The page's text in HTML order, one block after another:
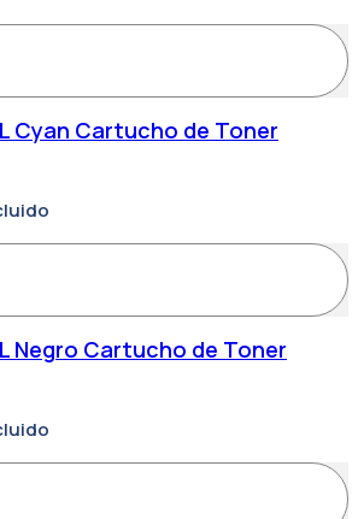
Cyan Cartucho de Toner
Negro Cartucho de Toner